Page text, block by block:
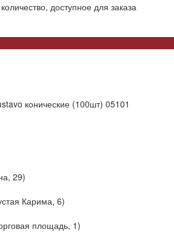
доступное для заказа
конические (100шт) 05101
29)
Карима, 6)
площадь, 1)